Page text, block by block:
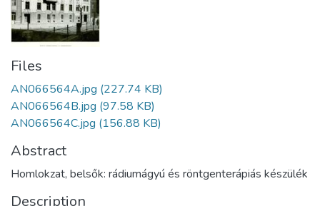
Files
AN066564A.jpg (227.74 KB)
AN066564B.jpg (97.58 KB)
AN066564C.jpg (156.88 KB)
Abstract
Homlokzat, belsők: rádiumágyú és röntgenterápiás készülék
Description